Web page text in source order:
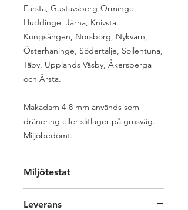
Farsta, Gustavsberg-Orminge,
Huddinge, Järna, Knivsta,
Kungsängen, Norsborg, Nykvarn,
Österhaninge, Södertälje, Sollentuna,
Täby, Upplands Väsby, Åkersberga
och Årsta.
Makadam 4-8 mm används som
dränering eller slitlager på grusväg.
Miljöbedömt.
Miljötestat
hjälper gärna till med mer
Leverans